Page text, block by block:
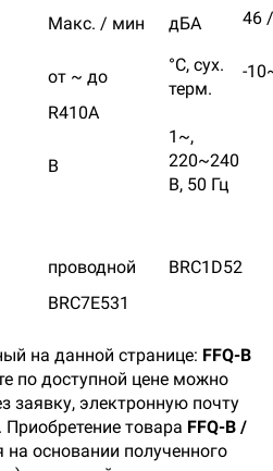
Макс. / мин дБА 46
от ~ до
°C, сух.
терм.
-
R410A
В
1~,
220~240
В, 50 Гц
проводной
BRC1D52
BRC7E531
на данной странице: FFQ-B
по доступной цене можно
заявку, электронную почту
товара FFQ-B /
на основании полученного